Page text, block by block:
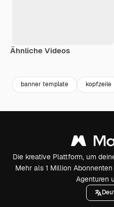
Ähnliche Videos
banner template kopfzeile
Die kreative Plattform, um
Mehr als 1 Million
Agenturen